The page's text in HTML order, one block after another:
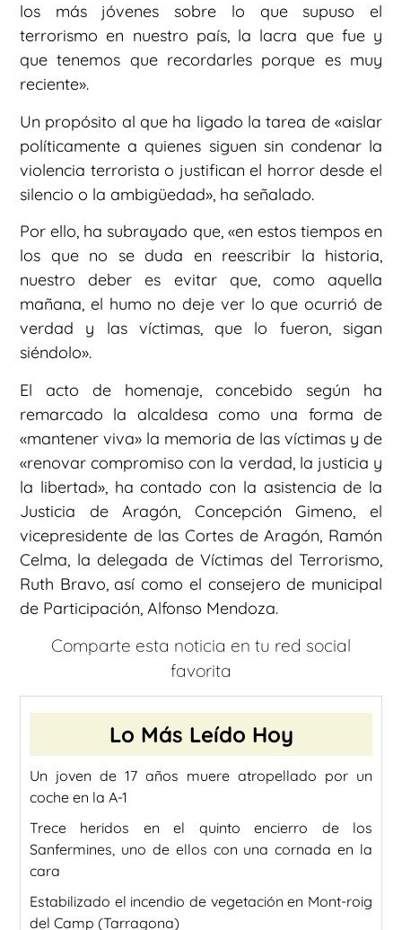
los más jóvenes sobre lo que supuso el
terrorismo en nuestro país, la lacra que fue y
que tenemos que recordarles porque es muy
reciente».
Un propósito al que ha ligado la tarea de «aislar
políticamente a quienes siguen sin condenar la
violencia terrorista o justifican el horror desde el
silencio o la ambigüedad», ha señalado.
Por ello, ha subrayado que, «en estos tiempos en
los que no se duda en reescribir la historia,
nuestro deber es evitar que, como aquella
mañana, el humo no deje ver lo que ocurrió de
verdad y las víctimas, que lo fueron, sigan
siéndolo».
El acto de homenaje, concebido según ha
remarcado la alcaldesa como una forma de
«mantener viva» la memoria de las víctimas y de
«renovar compromiso con la verdad, la justicia y
la libertad», ha contado con la asistencia de la
Justicia de Aragón, Concepción Gimeno, el
vicepresidente de las Cortes de Aragón, Ramón
Celma, la delegada de Víctimas del Terrorismo,
Ruth Bravo, así como el consejero de municipal
de Participación, Alfonso Mendoza.
Comparte esta noticia en tu red social
favorita
Lo Más Leído Hoy
Un joven de 17 años muere atropellado por un
coche en la A-1
Trece heridos en el quinto encierro de los
Sanfermines, uno de ellos con una cornada en la
cara
Estabilizado el incendio de vegetación en Mont-roig
del Camp (Tarragona)